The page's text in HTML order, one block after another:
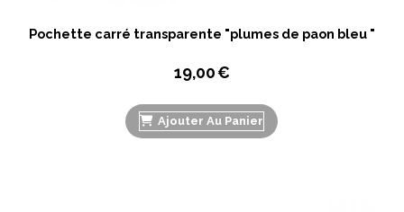
Pochette carré transparente "plumes de paon bleu "
19,00€
Ajouter Au Panier